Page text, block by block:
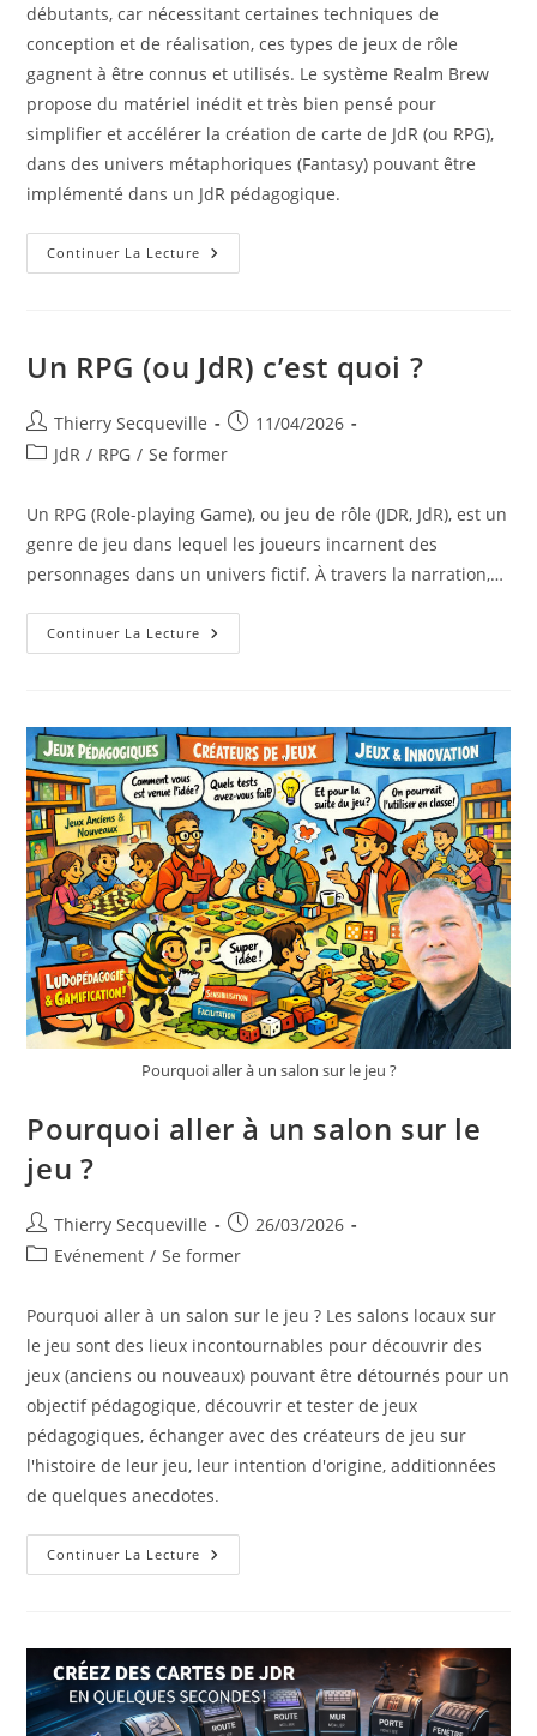
débutants, car nécessitant certaines techniques de
conception et de réalisation, ces types de jeux de rôle
gagnent à être connus et utilisés. Le système Realm Brew
propose du matériel inédit et très bien pensé pour
simplifier et accélérer la création de carte de JdR (ou RPG),
dans des univers métaphoriques (Fantasy) pouvant être
implémenté dans un JdR pédagogique.
Continuer La Lecture Des
Tuiles
Imprimées
En
Double
Pour
Concevoir
Et
Plateau
Inédit
De
Jeu
De
Rôle
Un RPG (ou JdR) c’est quoi ?
Auteur/autrice
de
Thierry Secqueville
Publication
publiée :
11/04/2026
PostJdR / RPG / Se former
Un RPG (Role-playing Game), ou jeu de rôle (JDR, JdR), est un
genre de jeu dans lequel les joueurs incarnent des
personnages dans un univers fictif. À travers la narration,…
Continuer La Lecture Un
RPG
?
Pourquoi aller à un salon sur le jeu ?
Pourquoi aller à un salon sur le
jeu ?
Auteur/autrice
de
Thierry Secqueville
Publication
publiée :
26/03/2026
PostEvénement / Se former
Pourquoi aller à un salon sur le jeu ? Les salons locaux sur
le jeu sont des lieux incontournables pour découvrir des
jeux (anciens ou nouveaux) pouvant être détournés pour un
objectif pédagogique, découvrir et tester de jeux
pédagogiques, échanger avec des créateurs de jeu sur
l'histoire de leur jeu, leur intention d'origine, additionnées
de quelques anecdotes.
Continuer La Lecture Pourquoi
Aller
Le
Jeu
?